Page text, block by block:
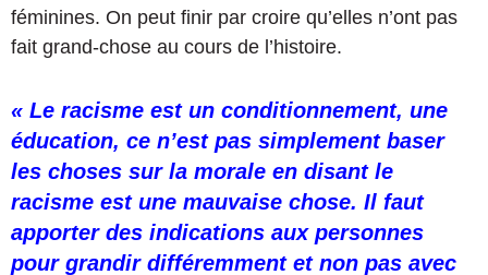
féminines. On peut finir par croire qu’elles n’ont pas
fait grand-chose au cours de l’histoire.
« Le racisme est un conditionnement, une
éducation, ce n’est pas simplement baser
les choses sur la morale en disant le
racisme est une mauvaise chose. Il faut
apporter des indications aux personnes
pour grandir différemment et non pas avec